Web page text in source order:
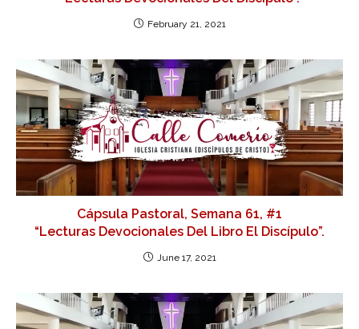
February 21, 2021
Cápsula Pastoral, Semana 61, #1
“Lecturas Devocionales Del Libro El Discípulo”.
June 17, 2021